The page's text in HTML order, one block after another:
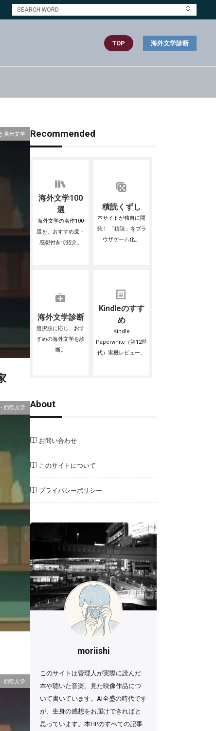
TOP 海外文学診断
英米文学
西欧文学
西欧文学
Recommended
海外文学100
選
海外文学の名作100
選を、おすすめ度・
感想付きで紹介。
積読くずし
本サイトが独自に開
発！ 「積読」をブラ
ウザゲーム化。
海外文学診断
選択肢に応じ、おす
すめの海外文学を診
断。
Kindleのすす
め
Kindle
Paperwhite（第12世
代）実機レビュー。
About
お問い合わせ
このサイトについて
プライバシーポリシー
moriishi
このサイトは管理人が実際に読んだ
本や聴いた音楽、見た映像作品につ
いて書いています。AI全盛の時代です
が、生身の感想をお届けできればと
思っています。本HPのすべての記事